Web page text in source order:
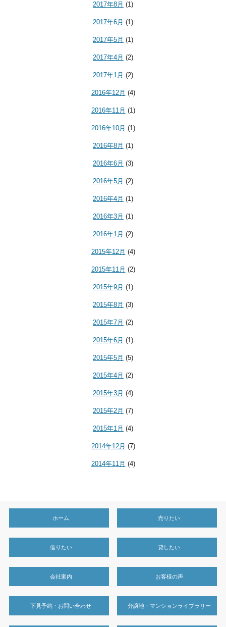
2017年8月 (1)
2017年6月 (1)
2017年5月 (1)
2017年4月 (2)
2017年1月 (2)
2016年12月 (4)
2016年11月 (1)
2016年10月 (1)
2016年8月 (1)
2016年6月 (3)
2016年5月 (2)
2016年4月 (1)
2016年3月 (1)
2016年1月 (2)
2015年12月 (4)
2015年11月 (2)
2015年9月 (1)
2015年8月 (3)
2015年7月 (2)
2015年6月 (1)
2015年5月 (5)
2015年4月 (2)
2015年3月 (4)
2015年2月 (7)
2015年1月 (4)
2014年12月 (7)
2014年11月 (4)
ホーム 売りたい
借りたい 貸したい
会社案内 お客様の声
下見予約・お問い合わせ 分譲地・マンションライブラリー